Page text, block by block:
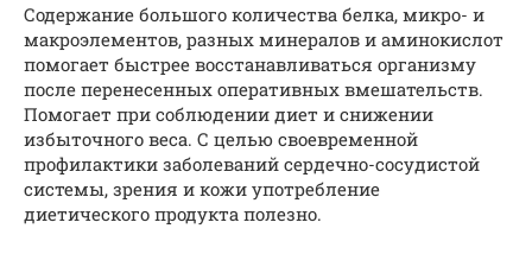
Содержание большого количества белка, микро- и
макроэлементов, разных минералов и аминокислот
помогает быстрее восстанавливаться организму
после перенесенных оперативных вмешательств.
Помогает при соблюдении диет и снижении
избыточного веса. С целью своевременной
профилактики заболеваний сердечно-сосудистой
системы, зрения и кожи употребление
диетического продукта полезно.